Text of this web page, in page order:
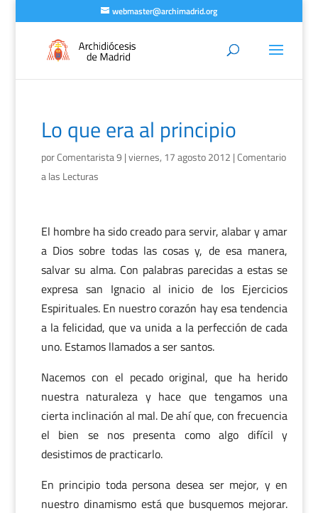
webmaster@archimadrid.org
Lo que era al principio
porComentarista 9 |viernes, 17 agosto 2012 |Comentario
a las Lecturas
El hombre ha sido creado para servir, alabar y amar
a Dios sobre todas las cosas y, de esa manera,
salvar su alma. Con palabras parecidas a estas se
expresa san Ignacio al inicio de los Ejercicios
Espirituales. En nuestro corazón hay esa tendencia
a la felicidad, que va unida a la perfección de cada
uno. Estamos llamados a ser santos.
Nacemos con el pecado original, que ha herido
nuestra naturaleza y hace que tengamos una
cierta inclinación al mal. De ahí que, con frecuencia
el bien se nos presenta como algo difícil y
desistimos de practicarlo.
En principio toda persona desea ser mejor, y en
nuestro dinamismo está que busquemos mejorar.